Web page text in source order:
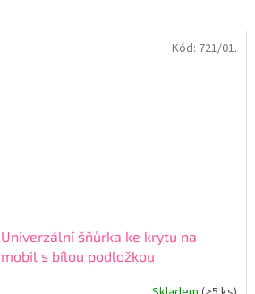
Univerzální šňůrka ke krytu na
mobil s bílou podložkou
Kód: 721/01.